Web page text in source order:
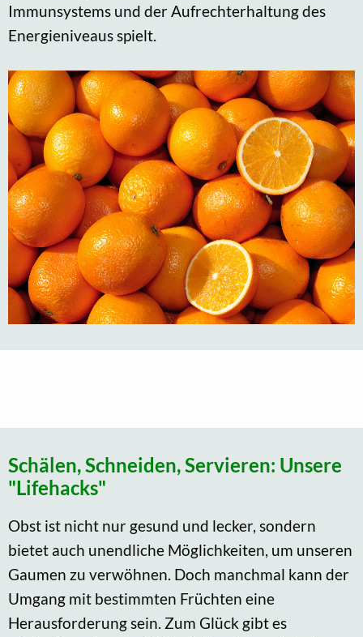
Immunsystems und der Aufrechterhaltung des
Energieniveaus spielt.
Schälen, Schneiden, Servieren: Unsere
"Lifehacks"
Obst ist nicht nur gesund und lecker, sondern
bietet auch unendliche Möglichkeiten, um unseren
Gaumen zu verwöhnen. Doch manchmal kann der
Umgang mit bestimmten Früchten eine
Herausforderung sein. Zum Glück gibt es